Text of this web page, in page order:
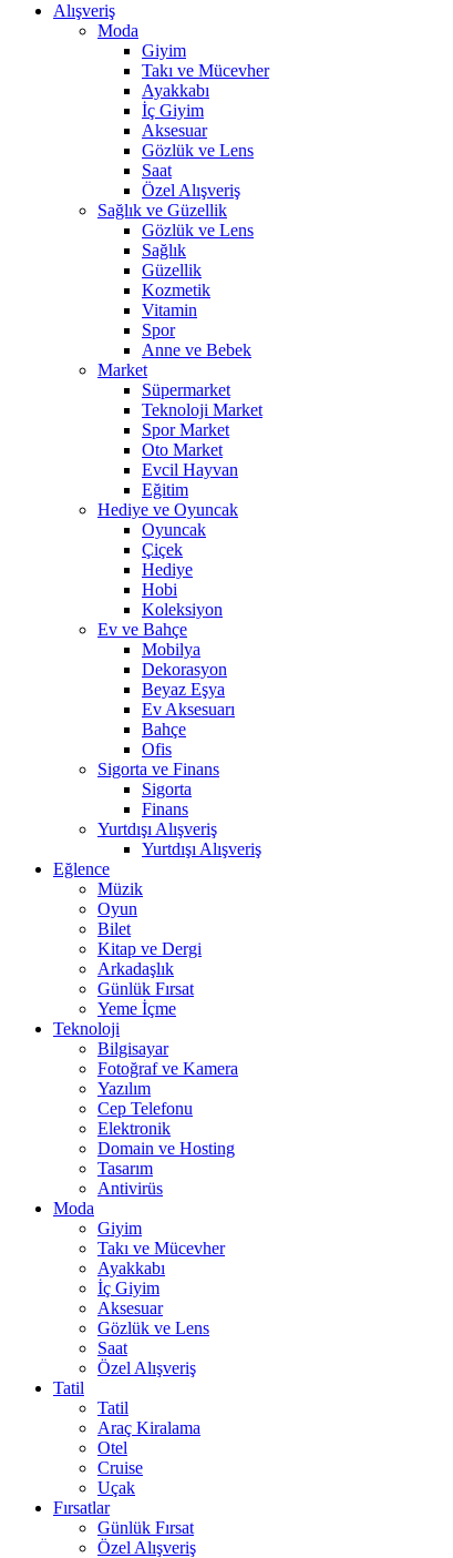
Alışveriş
Moda
Giyim
Takı ve Mücevher
Ayakkabı
İç Giyim
Aksesuar
Gözlük ve Lens
Saat
Özel Alışveriş
Sağlık ve Güzellik
Gözlük ve Lens
Sağlık
Güzellik
Kozmetik
Vitamin
Spor
Anne ve Bebek
Market
Süpermarket
Teknoloji Market
Spor Market
Oto Market
Evcil Hayvan
Eğitim
Hediye ve Oyuncak
Oyuncak
Çiçek
Hediye
Hobi
Koleksiyon
Ev ve Bahçe
Mobilya
Dekorasyon
Beyaz Eşya
Ev Aksesuarı
Bahçe
Ofis
Sigorta ve Finans
Sigorta
Finans
Yurtdışı Alışveriş
Yurtdışı Alışveriş
Eğlence
Müzik
Oyun
Bilet
Kitap ve Dergi
Arkadaşlık
Günlük Fırsat
Yeme İçme
Teknoloji
Bilgisayar
Fotoğraf ve Kamera
Yazılım
Cep Telefonu
Elektronik
Domain ve Hosting
Tasarım
Antivirüs
Moda
Giyim
Takı ve Mücevher
Ayakkabı
İç Giyim
Aksesuar
Gözlük ve Lens
Saat
Özel Alışveriş
Tatil
Tatil
Araç Kiralama
Otel
Cruise
Uçak
Fırsatlar
Günlük Fırsat
Özel Alışveriş